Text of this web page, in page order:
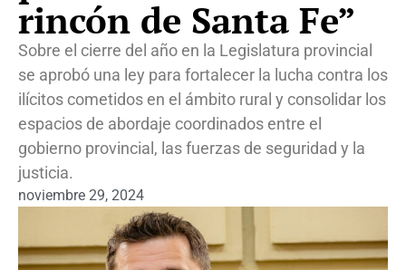
rincón de Santa Fe”
Sobre el cierre del año en la Legislatura provincial
se aprobó una ley para fortalecer la lucha contra los
ilícitos cometidos en el ámbito rural y consolidar los
espacios de abordaje coordinados entre el
gobierno provincial, las fuerzas de seguridad y la
justicia.
noviembre 29, 2024